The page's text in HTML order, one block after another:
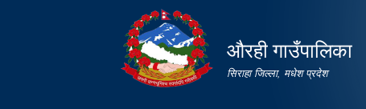
औरही गाउँपालिका
सिराहा जिल्ला, मधेश प्रदेश